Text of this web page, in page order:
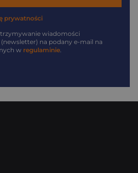
prywatności
wiadomości
na podany e-mail na
w regulaminie